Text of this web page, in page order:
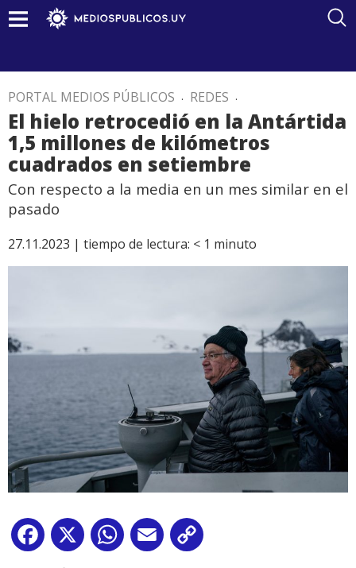
PORTAL MEDIOS PÚBLICOS . REDES .
El hielo retrocedió en la Antártida
1,5 millones de kilómetros
cuadrados en setiembre
Con respecto a la media en un mes similar en el
pasado
27.11.2023 | tiempo de lectura: < 1 minuto
Facebook
X WhatsApp
Email